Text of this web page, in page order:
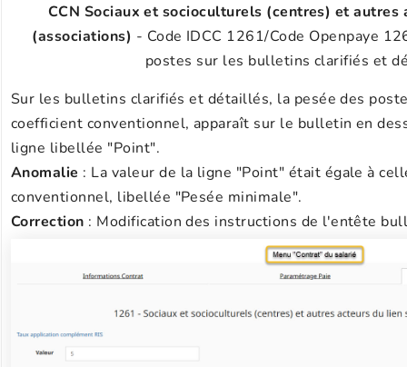
CCN Sociaux et socioculturels (centres) et autres
(associations) - Code IDCC 1261/Code Openpaye
postes sur les bulletins clarifiés et
Sur les bulletins clarifiés et détaillés, la pesée des
coefficient conventionnel, apparaît sur le bulletin en
ligne libellée "Point".
Anomalie : La valeur de la ligne "Point" était égale à
conventionnel, libellée "Pesée minimale".
Correction : Modification des instructions de l'entête